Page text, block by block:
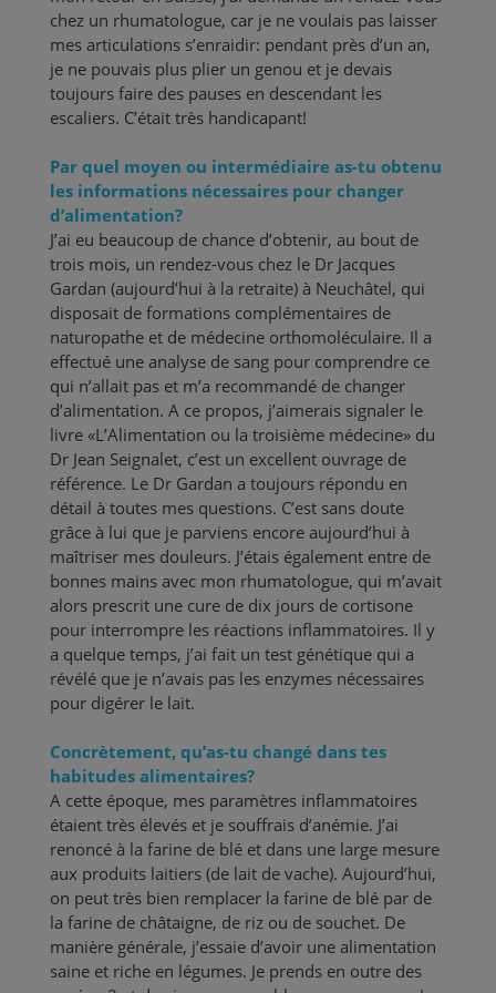
chez un rhumatologue, car je ne voulais pas laisser
mes articulations s’enraidir: pendant près d’un an,
je ne pouvais plus plier un genou et je devais
toujours faire des pauses en descendant les
escaliers. C’était très handicapant!
Par quel moyen ou intermédiaire as-tu obtenu
les informations nécessaires pour changer
d’alimentation?
J’ai eu beaucoup de chance d’obtenir, au bout de
trois mois, un rendez-vous chez le Dr Jacques
Gardan (aujourd’hui à la retraite) à Neuchâtel, qui
disposait de formations complémentaires de
naturopathe et de médecine orthomoléculaire. Il a
effectué une analyse de sang pour comprendre ce
qui n’allait pas et m’a recommandé de changer
d’alimentation. A ce propos, j’aimerais signaler le
livre «L’Alimentation ou la troisième médecine» du
Dr Jean Seignalet, c’est un excellent ouvrage de
référence. Le Dr Gardan a toujours répondu en
détail à toutes mes questions. C’est sans doute
grâce à lui que je parviens encore aujourd’hui à
maîtriser mes douleurs. J’étais également entre de
bonnes mains avec mon rhumatologue, qui m’avait
alors prescrit une cure de dix jours de cortisone
pour interrompre les réactions inflammatoires. Il y
a quelque temps, j’ai fait un test génétique qui a
révélé que je n’avais pas les enzymes nécessaires
pour digérer le lait.
Concrètement, qu’as-tu changé dans tes
habitudes alimentaires?
A cette époque, mes paramètres inflammatoires
étaient très élevés et je souffrais d’anémie. J’ai
renoncé à la farine de blé et dans une large mesure
aux produits laitiers (de lait de vache). Aujourd’hui,
on peut très bien remplacer la farine de blé par de
la farine de châtaigne, de riz ou de souchet. De
manière générale, j’essaie d’avoir une alimentation
saine et riche en légumes. Je prends en outre des